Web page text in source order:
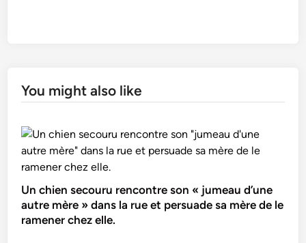
You might also like
Un chien secouru rencontre son « jumeau d’une
autre mère » dans la rue et persuade sa mère de le
ramener chez elle.